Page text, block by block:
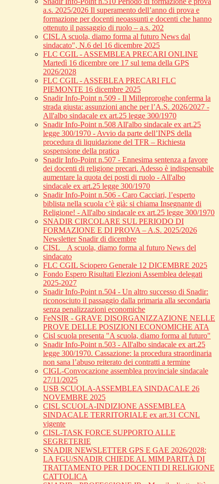
a.s. 2025/2026 Il superamento dell’anno di prova e
formazione per docenti neoassunti e docenti che hanno
ottenuto il passaggio di ruolo – a.s. 202
CISL A scuola, diamo forma al futuro News dal
sindacato", N.6 del 16 dicembre 2025
FLC CGIL - ASSEMBLEA PRECARI ONLINE
Martedì 16 dicembre ore 17 sul tema della GPS
2026/2028
FLC CGIL - ASSEBLEA PRECARI FLC
PIEMONTE 16 dicembre 2025
Snadir Info-Point n.509 - Il Milleproroghe conferma la
strada giusta: assunzioni anche per l’A.S. 2026/2027 -
All'albo sindacale ex art.25 legge 300/1970
Snadir Info-Point n.508 All'albo sindacale ex art.25
legge 300/1970 - Avvio da parte dell’INPS della
procedura di liquidazione del TFR – Richiesta
sospensione della pratica
Snadir Info-Point n.507 - Ennesima sentenza a favore
dei docenti di religione precari. Adesso è indispensabile
aumentare la quota dei posti di ruolo - All'albo
sindacale ex art.25 legge 300/1970
Snadir Info-Point n.506 - Caro Cacciari, l’esperto
biblista nella scuola c’è già: si chiama Insegnante di
Religione! - All'albo sindacale ex art.25 legge 300/1970
SNADIR CIRCOLARE SUL PERIODO DI
FORMAZIONE E DI PROVA – A.S. 2025/2026
Newsletter Snadir di dicembre
CISL _ A scuola, diamo forma al futuro News del
sindacato
FLC CGIL Sciopero Generale 12 DICEMBRE 2025
Fondo Espero Risultati Elezioni Assemblea delegati
2025-2027
Snadir Info-Point n.504 - Un altro successo di Snadir:
riconosciuto il passaggio dalla primaria alla secondaria
senza penalizzazioni economiche
FeNSIR - GRAVE DISORGANIZZAZIONE NELLE
PROVE DELLE POSIZIONI ECONOMICHE ATA
Cisl scuola presenta "A scuola, diamo forma al futuro"
Snadir Info-Point n.503 - All'albo sindacale ex art.25
legge 300/1970. Cassazione: la procedura straordinaria
non sana l’abuso reiterato dei contratti a termine
CIGL-Convocazione assemblea provinciale sindacale
27/11/2025
USB SCUOLA-ASSEMBLEA SINDACALE 26
NOVEMBRE 2025
CISL SCUOLA-INDIZIONE ASSEMBLEA
SINDACALE TERRITORIALE ex art.31 CCNL
vigente
CISL-TASK FORCE SUPPORTO ALLE
SEGRETERIE
SNADIR NEWSLETTER GPS E GAE 2026/2028:
LA FGU/SNADIR CHIEDE AL MIM PARITÀ DI
TRATTAMENTO PER I DOCENTI DI RELIGIONE
CATTOLICA